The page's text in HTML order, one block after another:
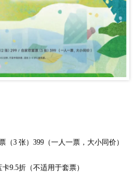
3 张）399（一人一票，大小同价）
9.5折（不适用于套票）